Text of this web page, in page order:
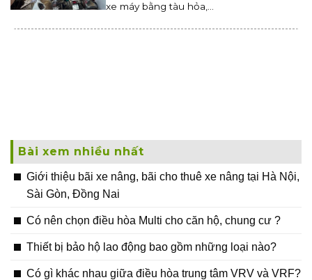
xe máy bằng tàu hỏa,...
Bài xem nhiều nhất
Giới thiệu bãi xe nâng, bãi cho thuê xe nâng tại Hà Nội,
Sài Gòn, Đồng Nai
Có nên chọn điều hòa Multi cho căn hộ, chung cư ?
Thiết bị bảo hộ lao động bao gồm những loại nào?
Có gì khác nhau giữa điều hòa trung tâm VRV và VRF?